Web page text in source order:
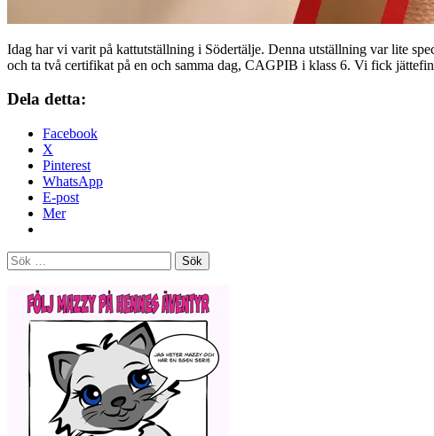
Idag har vi varit på kattutställning i Södertälje. Denna utställning var lite
och ta två certifikat på en och samma dag, CAGPIB i klass 6. Vi fick
Dela detta:
Facebook
X
Pinterest
WhatsApp
E-post
Mer
Sök
efter: